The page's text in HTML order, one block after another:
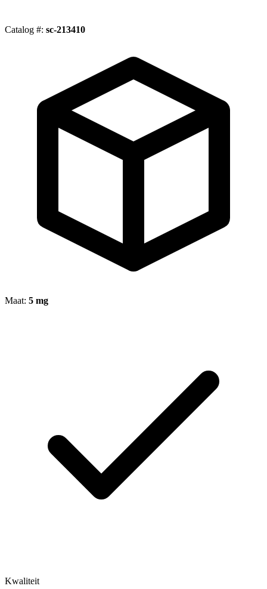
Catalog #: sc-213410
Maat: 5 mg
Kwaliteit